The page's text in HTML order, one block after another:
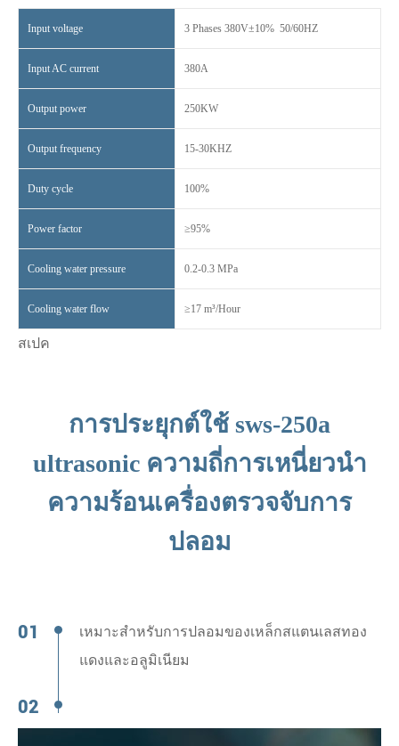
Input voltage 3 Phases 380V±10% 50/60HZ
Input AC current 380A
Output power 250KW
Output frequency 15-30KHZ
Duty cycle 100%
Power factor ≥95%
Cooling water pressure 0.2-0.3 MPa
Cooling water flow ≥17 m³/Hour
สเปค
การประยุกต์ใช้ sws-250a
ultrasonic ความถี่การเหนี่ยวนำ
ความร้อนเครื่องตรวจจับการ
ปลอม
เหมาะสำหรับการปลอมของเหล็กสแตนเลสทอง
แดงและอลูมิเนียม